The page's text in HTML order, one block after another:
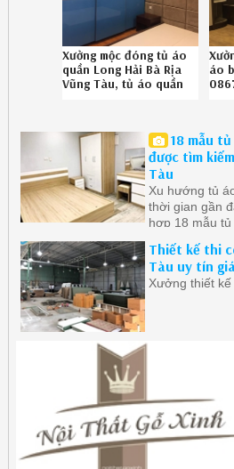
Xưởng mộc đóng tủ áo
quần Long Hải Bà Rịa
Vũng Tàu, tủ áo quần
086.7895828
áo
18 mẫu
được tìm
Tàu
Xu hướng tủ
thời gian gần
hợp 18 mẫu
Thiết kế thi
Tàu uy tín
Xưởng thiết